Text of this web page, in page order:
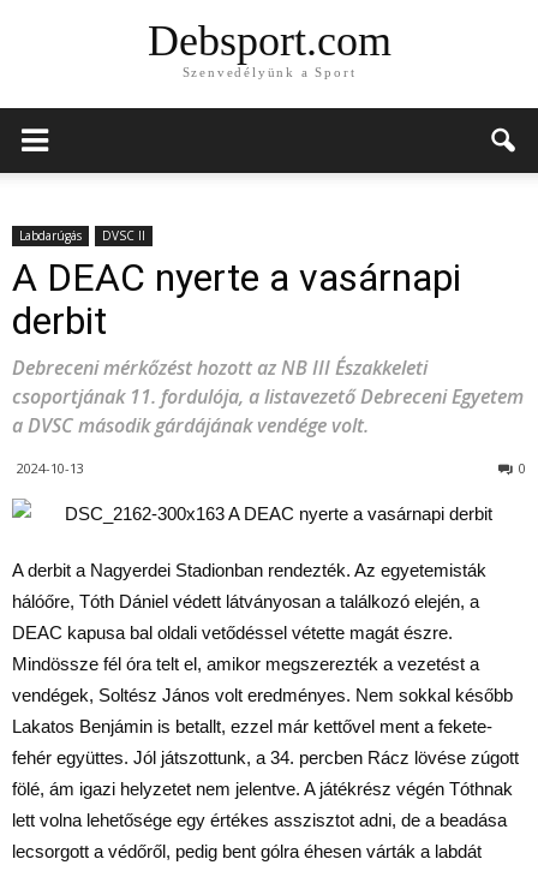
Debsport.com
Szenvedélyünk a Sport
Labdarúgás DVSC II
A DEAC nyerte a vasárnapi
derbit
Debreceni mérkőzést hozott az NB III Északkeleti
csoportjának 11. fordulója, a listavezető Debreceni Egyetem
a DVSC második gárdájának vendége volt.
2024-10-13 0
A derbit a Nagyerdei Stadionban rendezték. Az egyetemisták
hálóőre, Tóth Dániel védett látványosan a találkozó elején, a
DEAC kapusa bal oldali vetődéssel vétette magát észre.
Mindössze fél óra telt el, amikor megszerezték a vezetést a
vendégek, Soltész János volt eredményes. Nem sokkal később
Lakatos Benjámin is betallt, ezzel már kettővel ment a fekete-
fehér együttes. Jól játszottunk, a 34. percben Rácz lövése zúgott
fölé, ám igazi helyzetet nem jelentve. A játékrész végén Tóthnak
lett volna lehetősége egy értékes asszisztot adni, de a beadása
lecsorgott a védőről, pedig bent gólra éhesen várták a labdát